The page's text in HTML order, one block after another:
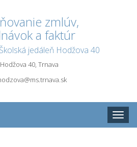
zmlúv,
a faktúr
jedáleň Hodžova 40
Hodžova 40, Trnava
Toggle